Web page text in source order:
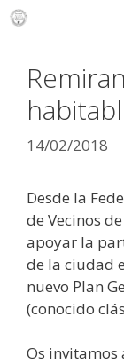
Saltar
14/02/2018
Desde la
de Vecinos
apoyar la
de la ciudad
nuevo Plan
(conocido
Os invitamos